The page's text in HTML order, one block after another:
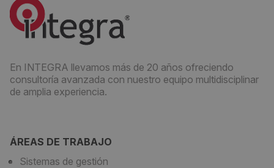
En INTEGRA llevamos más de 20 años ofreciendo
consultoría avanzada con nuestro equipo multidisciplinar
de amplia experiencia.
ÁREAS DE TRABAJO
Sistemas de gestión